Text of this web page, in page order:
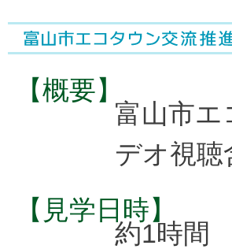
【概要】
富山市
デオ視聴
【見学日時】
約1時間